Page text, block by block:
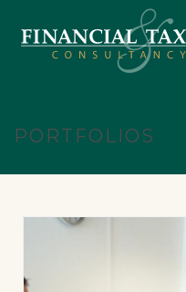
PORTFOLIOS